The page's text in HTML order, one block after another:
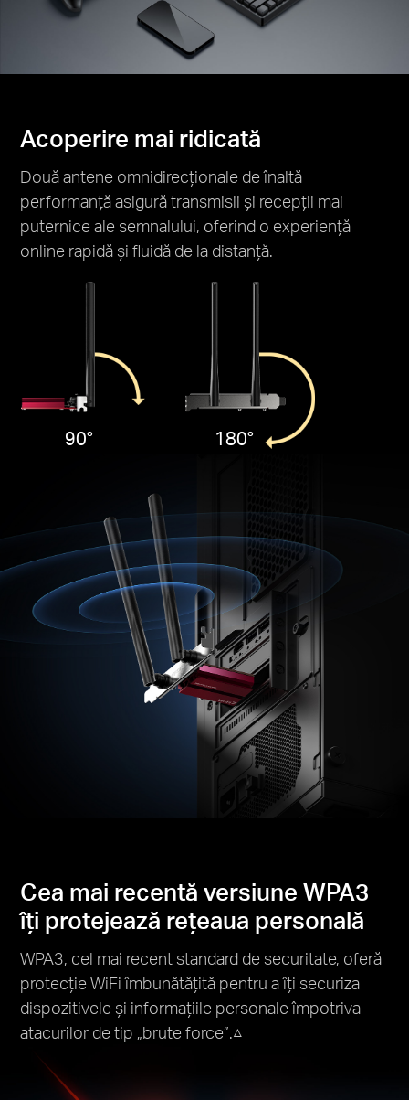
Acoperire mai ridicată
Două antene omnidirecționale de înaltă
performanță asigură transmisii și recepții mai
puternice ale semnalului, oferind o experiență
online rapidă și fluidă de la distanță.
90° 180°
Cea mai recentă versiune WPA3
îți protejează rețeaua personală
WPA3, cel mai recent standard de securitate, oferă
protecție WiFi îmbunătățită pentru a îți securiza
dispozitivele și informațiile personale împotriva
atacurilor de tip „brute force”.△